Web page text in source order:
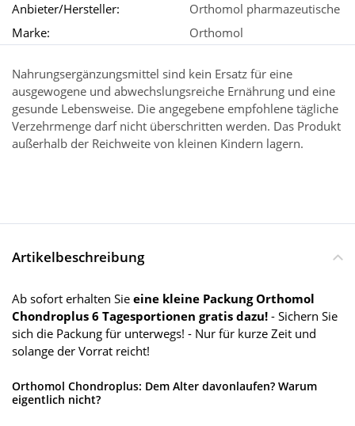
Anbieter/Hersteller:
Orthomol pharmazeutische
Marke:
Orthomol
Nahrungsergänzungsmittel sind kein Ersatz für eine
ausgewogene und abwechslungsreiche Ernährung und eine
gesunde Lebensweise. Die angegebene empfohlene tägliche
Verzehrmenge darf nicht überschritten werden. Das Produkt
außerhalb der Reichweite von kleinen Kindern lagern.
Artikelbeschreibung
Ab sofort erhalten Sie eine kleine Packung Orthomol
Chondroplus 6 Tagesportionen gratis dazu! - Sichern Sie
sich die Packung für unterwegs! - Nur für kurze Zeit und
solange der Vorrat reicht!
Orthomol Chondroplus: Dem Alter davonlaufen? Warum
eigentlich nicht?